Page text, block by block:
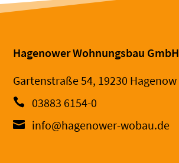
Hagenower Wohnungsbau GmbH
Gartenstraße 54, 19230 Hagenow
03883 6154-0
info@hagenower-wobau.de